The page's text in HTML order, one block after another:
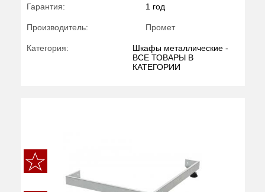
Гарантия: 1 год
Производитель: Промет
Категория:
Шкафы металлические -
ВСЕ ТОВАРЫ В
КАТЕГОРИИ